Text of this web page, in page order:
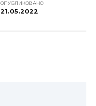
ОПУБЛИКОВАНО
21.05.2022